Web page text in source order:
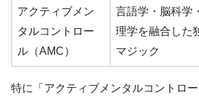
アクティブメン
タルコントロー
ル（AMC）
言語学・脳科学
理学を融合した
マジック
特に「アクティブメンタルコントロ